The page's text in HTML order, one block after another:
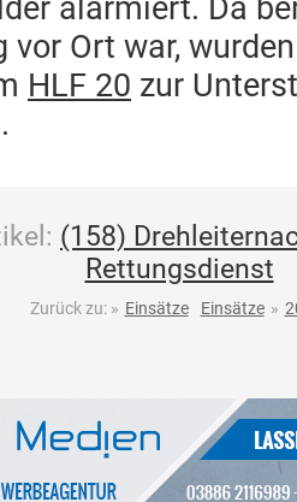
alarmiert. Da
vor Ort war,
HLF 20 zur
(158)
Rettungsdienst
Zurück zu: » Einsätze Einsätze »